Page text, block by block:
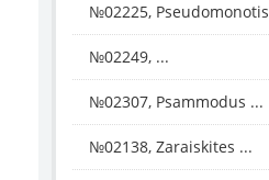
№02225,
№02249, ...
№02307, Psammodus ...
№02138, Zaraiskites ...